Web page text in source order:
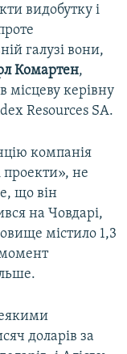
видобутку і
галузі вони,
Комартен,
місцеву керівну
Resources SA.
компанія
проекти», не
що він
на Човдарі,
містило 1,3
доларів за